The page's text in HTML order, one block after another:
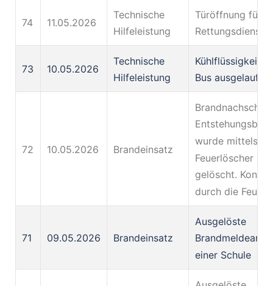
74 11.05.2026
Technische
Hilfeleistung
Türöffnung für
Rettungsdienst
73 10.05.2026
Technische
Hilfeleistung
Kühlflüssigkeit
Bus ausgelaufen
72 10.05.2026 Brandeinsatz
Brandnachschau,
wurde mittels
Feuerlöscher
gelöscht.
durch die
71 09.05.2026 Brandeinsatz
Ausgelöste
einer Schule